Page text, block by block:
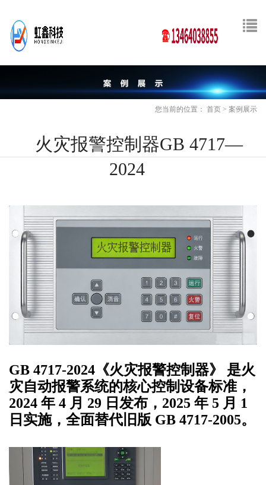
您当前的位置： 首页 > 案例展示
火灾报警控制器GB 4717—
2024
GB 4717-2024《火灾报警控制器》
是火
灾自动报警系统的核心控制设备标准，
2024 年 4 月 29 日发布， 2025 年 5 月 1
日实施，全面替代旧版 GB 4717-2005。